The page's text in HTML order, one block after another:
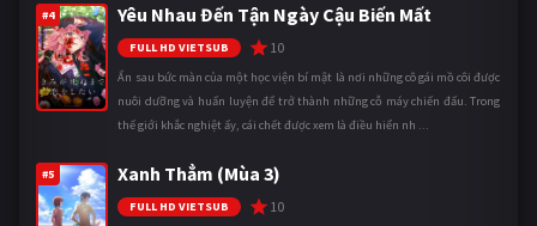
#4 Yêu Nhau Đến Tận Ngày Cậu Biến Mất
FULL HD VIETSUB 10
Ẩn sau bức màn của một học viện bí mật là nơi những cô gái mồ côi được
nuôi dưỡng và huấn luyện để trở thành những cỗ máy chiến đấu. Trong
thế giới khắc nghiệt ấy, cái chết được xem là điều hiển nh ...
#5 Xanh Thẳm (Mùa 3)
FULL HD VIETSUB 10